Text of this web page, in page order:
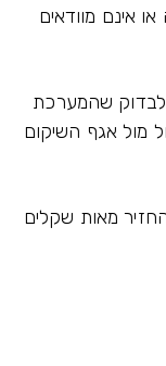
אינם מוודאים
שהמערכת
מול אגף השיקום
מאות שקלים